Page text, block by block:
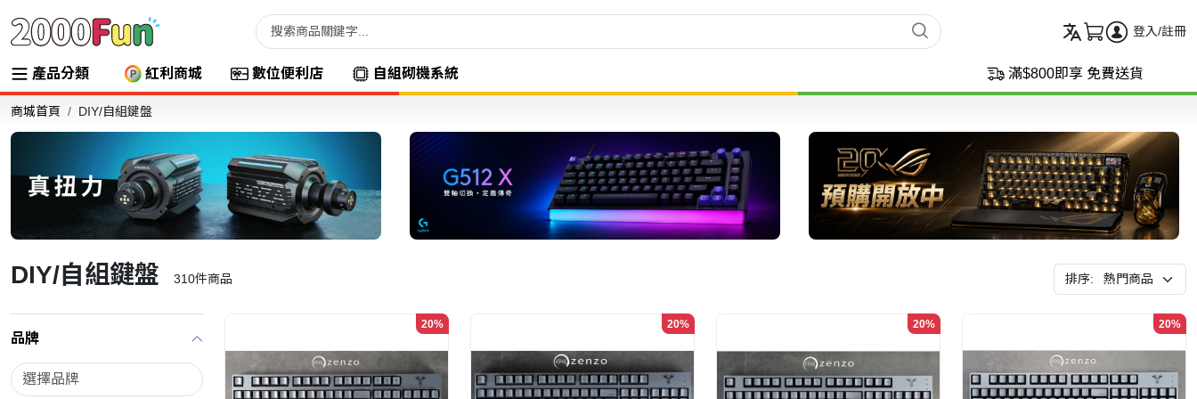
登入/註冊
產品分類 紅利商城 數位便利店 自組砌機系統 滿$800即享 免費送貨
商城首頁 DIY/自組鍵盤
DIY/自組鍵盤 310件商品 排序:
品牌
20% 20% 20% 20%